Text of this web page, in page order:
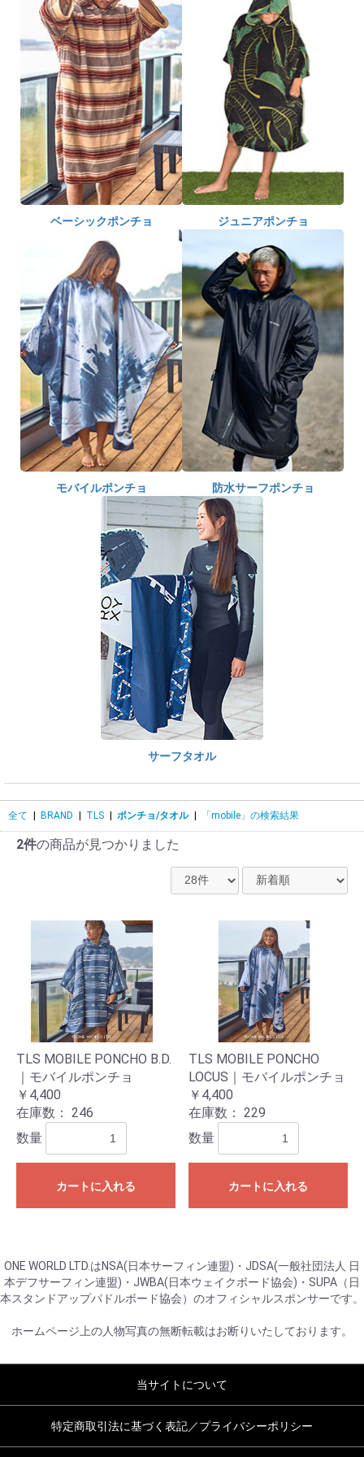
ベーシックポンチョ ジュニアポンチョ
モバイルポンチョ 防水サーフポンチョ
サーフタオル
全て BRAND TLS ポンチョ/タオル 「mobile」の検索結果
2件の商品が見つかりました
TLS MOBILE PONCHO B.D.
｜モバイルポンチョ
￥4,400
在庫数： 246
数量
カートに入れる
TLS MOBILE PONCHO
LOCUS｜モバイルポンチョ
￥4,400
在庫数： 229
数量
カートに入れる
お買い物を続ける カートへ進む
ONE WORLD LTD.はNSA(日本サーフィン連盟)・JDSA(一般社団法人 日
本デフサーフィン連盟)・JWBA(日本ウェイクボード協会)・SUPA（日
本スタンドアップパドルボード協会）のオフィシャルスポンサーです。
ホームページ上の人物写真の無断転載はお断りいたしております。
当サイトについて
特定商取引法に基づく表記／プライバシーポリシー